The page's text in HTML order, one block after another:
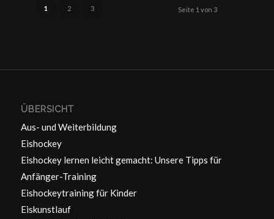
Seite 1 von 3
1 2 3
ÜBERSICHT
Aus- und Weiterbildung
Eishockey
Eishockey lernen leicht gemacht: Unsere Tipps für
Anfänger-Training
Eishockeytraining für Kinder
Eiskunstlauf